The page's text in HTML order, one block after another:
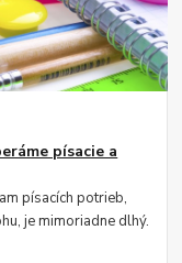
písacie a
písacích potrieb,
je mimoriadne dlhý.